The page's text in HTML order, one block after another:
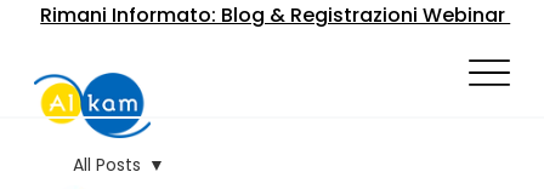
Rimani Informato: Blog & Registrazioni Webinar
All Posts